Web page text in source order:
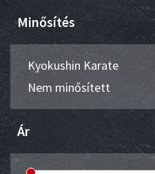
Minősítés
Kyokushin Karate
Nem minősített
Ár